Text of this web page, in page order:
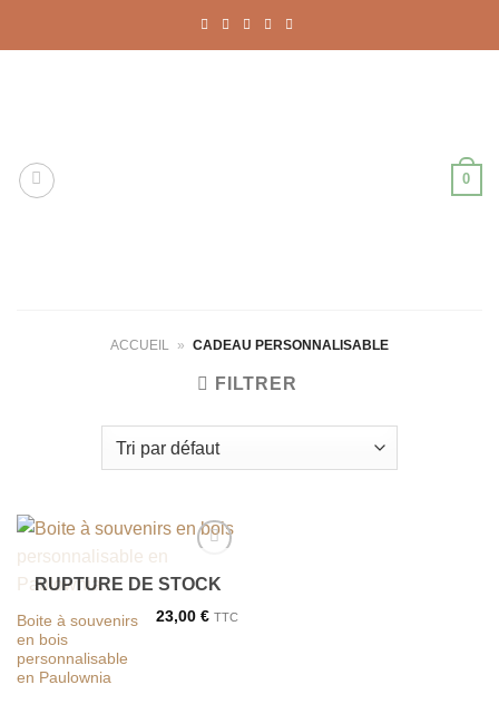
0
ACCUEIL » CADEAU PERSONNALISABLE
FILTRER
à la liste
souhaits
RUPTURE DE STOCK
Boite à souvenirs
en bois
personnalisable
en Paulownia
23,00€ TTC